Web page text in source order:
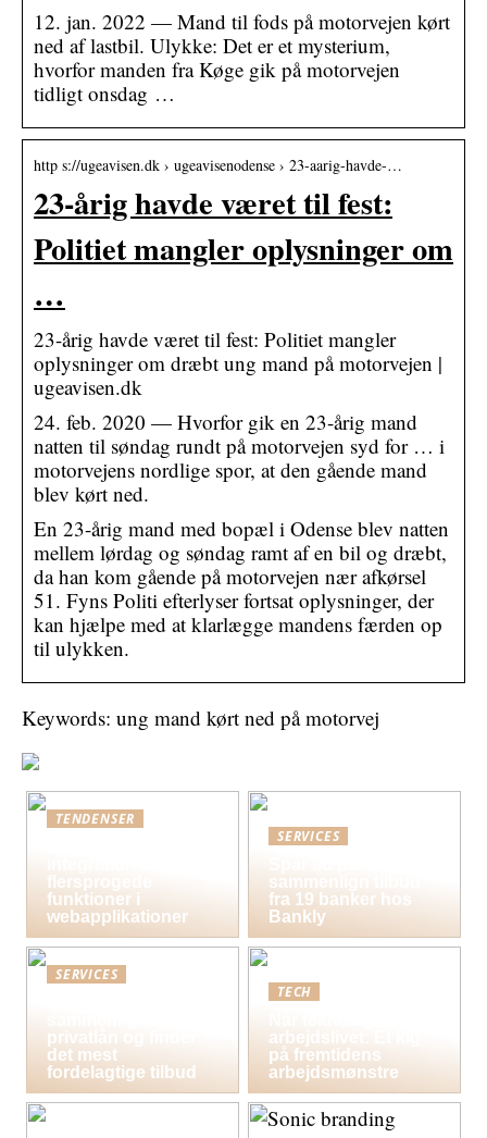
12. jan. 2022 — Mand til fods på motorvejen kørt
ned af lastbil. Ulykke: Det er et mysterium,
hvorfor manden fra Køge gik på motorvejen
tidligt onsdag …
http s://ugeavisen.dk › ugeavisenodense › 23-aarig-havde-…
23-årig havde været til fest:
Politiet mangler oplysninger om
…
23-årig havde været til fest: Politiet mangler
oplysninger om dræbt ung mand på motorvejen |
ugeavisen.dk
24. feb. 2020 — Hvorfor gik en 23-årig mand
natten til søndag rundt på motorvejen syd for … i
motorvejens nordlige spor, at den gående mand
blev kørt ned.
En 23-årig mand med bopæl i Odense blev natten
mellem lørdag og søndag ramt af en bil og dræbt,
da han kom gående på motorvejen nær afkørsel
51. Fyns Politi efterlyser fortsat oplysninger, der
kan hjælpe med at klarlægge mandens færden op
til ulykken.
Keywords: ung mand kørt ned på motorvej
TENDENSER
flersprogede
funktioner i
webapplikationer
SERVICES
sammenlign tilbud
fra 19 banker hos
Bankly
SERVICES
privatlån og finder
det mest
fordelagtige tilbud
TECH
arbejdslivet: Et kig
på fremtidens
arbejdsmønstre